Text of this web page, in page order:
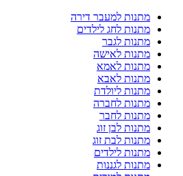
מתנות למעבר דירה
מתנות לחג לילדים
מתנות לגבר
מתנות לאישה
מתנות לאמא
מתנות לאבא
מתנות ליולדת
מתנות לחברה
מתנות לחבר
מתנות לבן זוג
מתנות לבת זוג
מתנות לילדים
מתנות לגננות